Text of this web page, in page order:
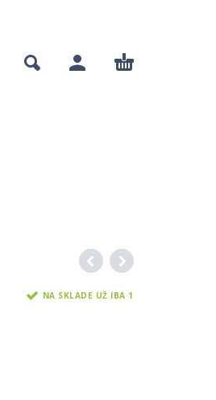
NA SKLADE UŽ IBA 1